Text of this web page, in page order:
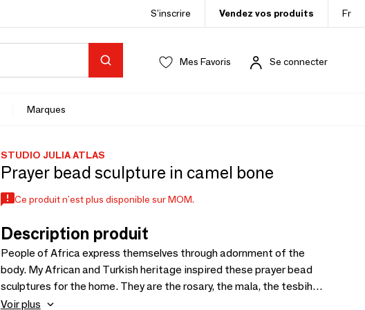
S’inscrire Vendez vos produits Fr
Mes Favoris Se connecter
Marques
STUDIO JULIA ATLAS
Prayer bead sculpture in camel bone
Ce produit n'est plus disponible sur MOM.
Description produit
People of Africa express themselves through adornment of the
body. My African and Turkish heritage inspired these prayer bead
sculptures for the home. They are the rosary, the mala, the tesbih
and komboloi ‘worry bead’, our common talisman. Place it where you
Voir plus